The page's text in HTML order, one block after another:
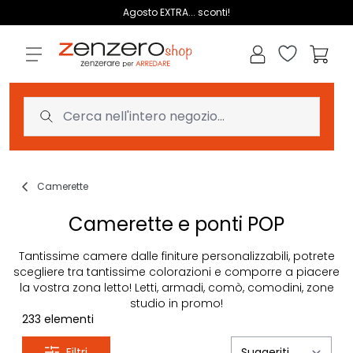
Agosto EXTRA... sconti!
Lista dei
Camerette
Camerette e ponti POP
Tantissime camere dalle finiture personalizzabili, potrete
scegliere tra tantissime colorazioni e comporre a piacere
la vostra zona letto! Letti, armadi, comò, comodini, zone
studio in promo!
233 elementi